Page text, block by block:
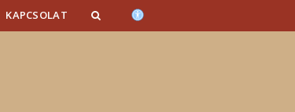
KAPCSOLAT